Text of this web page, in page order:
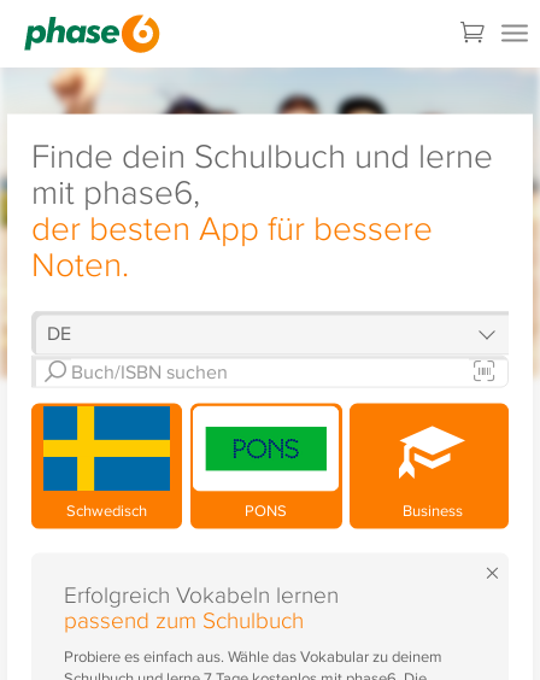
Finde dein Schulbuch und lerne
mit phase6,
der besten App für bessere
Noten.
Schwedisch PONS Business
×
Erfolgreich Vokabeln lernen
passend zum Schulbuch
Probiere es einfach aus. Wähle das Vokabular zu deinem